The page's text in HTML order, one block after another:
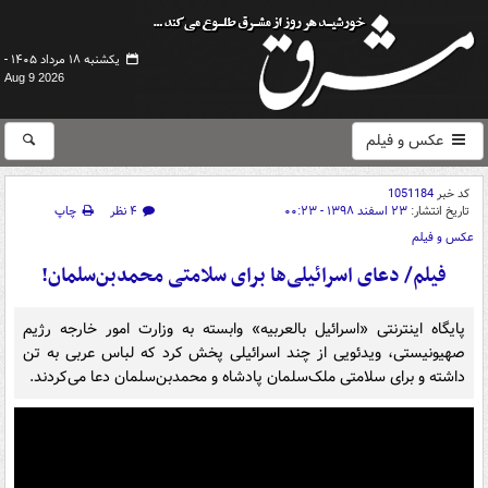
یکشنبه ۱۸ مرداد ۱۴۰۵ -
Aug 9 2026
عکس و فیلم
کد خبر1051184
تاریخ انتشار: ۲۳ اسفند ۱۳۹۸ - ۰۰:۲۳ ۴ نظر
چاپ
عکس و فیلم
فیلم/ دعای اسرائیلی‌ها برای سلامتی محمدبن‌سلمان!
پایگاه اینترنتی «اسرائیل بالعربیه» وابسته به وزارت امور خارجه رژیم
صهیونیستی، ویدئویی از چند اسرائیلی پخش کرد که لباس عربی به تن
داشته و برای سلامتی ملک‌سلمان پادشاه و محمدبن‌سلمان دعا می‌کردند.